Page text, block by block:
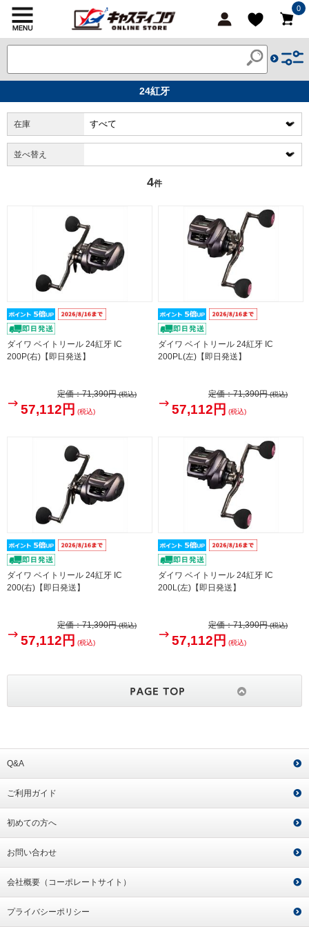
0
24紅牙
在庫
並べ替え
4件
ダイワ ベイトリール 24紅牙 IC
200P(右)【即日発送】
定価：71,390円(税込)
57,112円 (税込)
ダイワ ベイトリール 24紅牙 IC
200PL(左)【即日発送】
定価：71,390円(税込)
57,112円 (税込)
ダイワ ベイトリール 24紅牙 IC
200(右)【即日発送】
定価：71,390円(税込)
57,112円 (税込)
ダイワ ベイトリール 24紅牙 IC
200L(左)【即日発送】
定価：71,390円(税込)
57,112円 (税込)
Q&A
ご利用ガイド
初めての方へ
お問い合わせ
会社概要（コーポレートサイト）
プライバシーポリシー